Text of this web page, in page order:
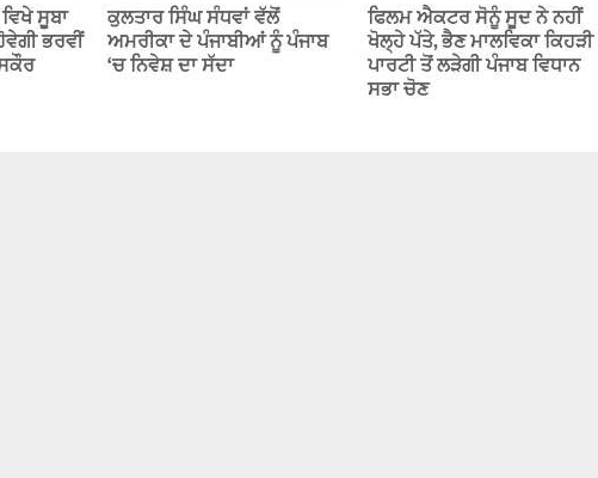
ਸੂਬਾ
ਭਰਵੀਂ
ਕੁਲਤਾਰ ਸਿੰਘ ਸੰਧਵਾਂ ਵੱਲੋਂ
ਅਮਰੀਕਾ ਦੇ ਪੰਜਾਬੀਆਂ ਨੂੰ ਪੰਜਾਬ
‘ਚ ਨਿਵੇਸ਼ ਦਾ ਸੱਦਾ
ਫਿਲਮ ਐਕਟਰ ਸੋਨੂੰ ਸੂਦ ਨੇ ਨਹੀਂ
ਖੋਲ੍ਹੇ ਪੱਤੇ, ਭੈਣ ਮਾਲਵਿਕਾ ਕਿਹੜੀ
ਪਾਰਟੀ ਤੋਂ ਲੜੇਗੀ ਪੰਜਾਬ ਵਿਧਾਨ
ਸਭਾ ਚੋਣ